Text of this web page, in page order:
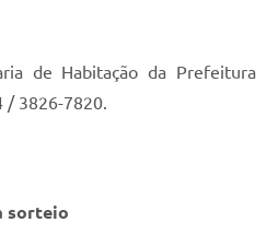
de Habitação da Prefeitura
/ 3826-7820.
sorteio